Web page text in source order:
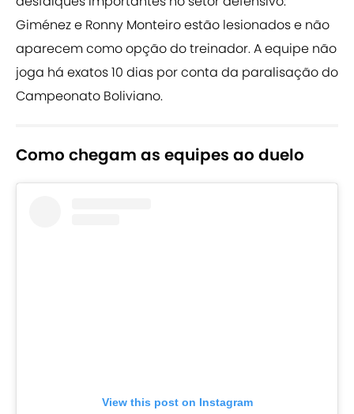
Giménez e Ronny Monteiro estão lesionados e não
aparecem como opção do treinador. A equipe não
joga há exatos 10 dias por conta da paralisação do
Campeonato Boliviano.
Como chegam as equipes ao duelo
View this post on Instagram